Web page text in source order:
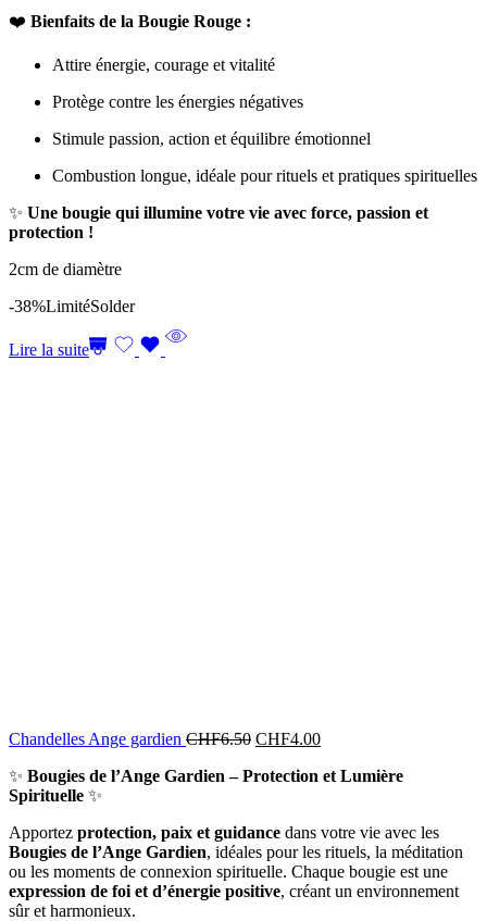
❤️ Bienfaits de la Bougie Rouge :
Attire énergie, courage et vitalité
Protège contre les énergies négatives
Stimule passion, action et équilibre émotionnel
Combustion longue, idéale pour rituels et pratiques spirituelles
✨ Une bougie qui illumine votre vie avec force, passion et
protection !
2cm de diamètre
-38%LimitéSolder
Lire la suite
Chandelles Ange gardien CHF6.50 CHF4.00
✨ Bougies de l’Ange Gardien – Protection et Lumière
Spirituelle ✨
Apportez protection, paix et guidance dans votre vie avec les
Bougies de l’Ange Gardien, idéales pour les rituels, la méditation
ou les moments de connexion spirituelle. Chaque bougie est une
expression de foi et d’énergie positive, créant un environnement
sûr et harmonieux.